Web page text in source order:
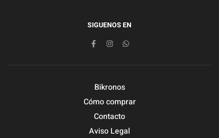
SIGUENOS EN
Bikronos
Cómo comprar
Contacto
Aviso Legal